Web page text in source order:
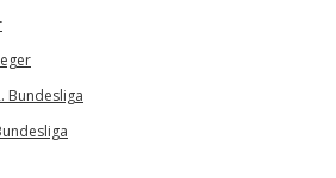
Bundesliga